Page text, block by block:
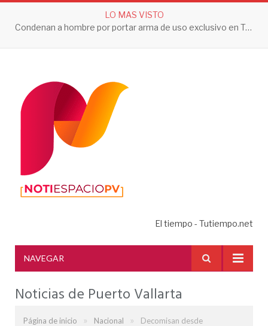
LO MAS VISTO
Condenan a hombre por portar arma de uso exclusivo en Tepic
El tiempo - Tutiempo.net
NAVEGAR
Noticias de Puerto Vallarta
Página de inicio » Nacional »
Decomisan desde